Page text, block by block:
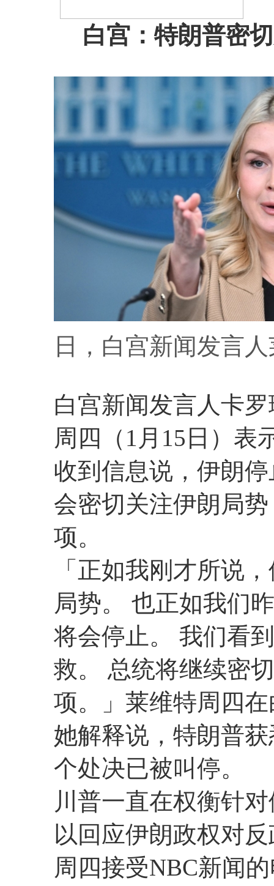
白宫：特朗普密
日，白宫新闻发言
白宫新闻发言人卡
周四（1月15日）表
收到信息说，伊朗
会密切关注伊朗局
项。
「正如我刚才所说
局势。 也正如我们
将会停止。 我们看
救。 总统将继续密
项。」莱维特周四
她解释说，特朗普
个处决已被叫停。
川普一直在权衡针
以回应伊朗政权对
周四接受NBC新闻